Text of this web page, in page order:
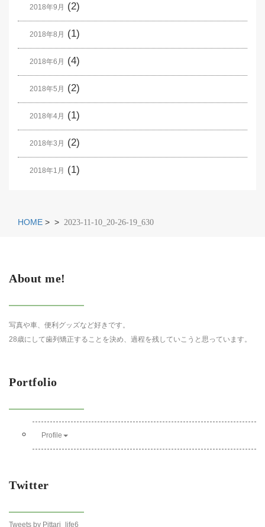
2018年9月 (2)
2018年8月 (1)
2018年6月 (4)
2018年5月 (2)
2018年4月 (1)
2018年3月 (2)
2018年1月 (1)
HOME > > 2023-11-10_20-26-19_630
About me!
写真や車、便利グッズなど好きです。
28歳にして歯列矯正することを決め、過程を残していこうと思っています。
Portfolio
Profile
Twitter
Tweets by Pittari_life6